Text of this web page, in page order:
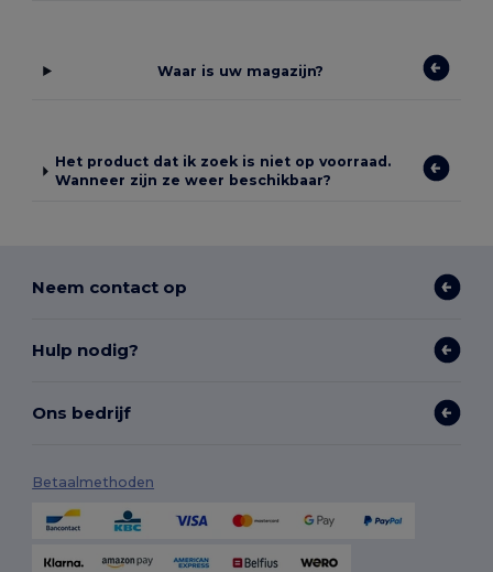
Waar is uw magazijn?
Het product dat ik zoek is niet op voorraad.
Wanneer zijn ze weer beschikbaar?
Neem contact op
Hulp nodig?
Ons bedrijf
Betaalmethoden